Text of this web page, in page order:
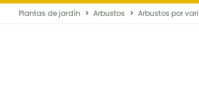
Plantas de jardín > Arbustos > Arbustos por